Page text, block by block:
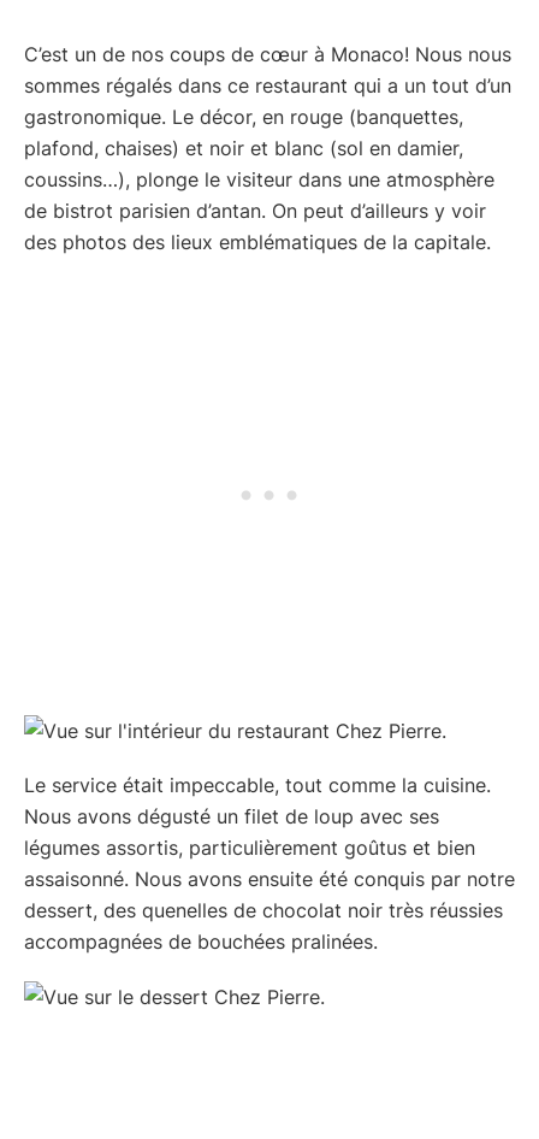
C’est un de nos coups de cœur à Monaco! Nous nous
sommes régalés dans ce restaurant qui a un tout d’un
gastronomique. Le décor, en rouge (banquettes,
plafond, chaises) et noir et blanc (sol en damier,
coussins…), plonge le visiteur dans une atmosphère
de bistrot parisien d’antan. On peut d’ailleurs y voir
des photos des lieux emblématiques de la capitale.
Le service était impeccable, tout comme la cuisine.
Nous avons dégusté un filet de loup avec ses
légumes assortis, particulièrement goûtus et bien
assaisonné. Nous avons ensuite été conquis par notre
dessert, des quenelles de chocolat noir très réussies
accompagnées de bouchées pralinées.